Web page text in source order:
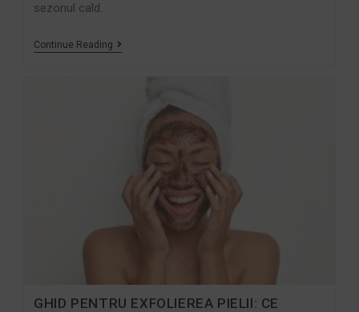
sezonul cald.
Continue Reading
GHID PENTRU EXFOLIEREA PIELII: CE